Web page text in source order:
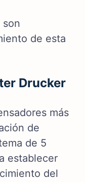
son
de esta
Drucker
más
de
de 5
establecer
del